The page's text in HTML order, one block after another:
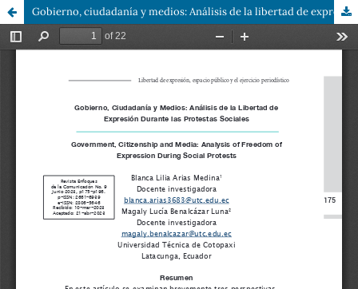
Gobierno, ciudadanía y medios: Análisis de la libertad de expresión durante las protestas sociales